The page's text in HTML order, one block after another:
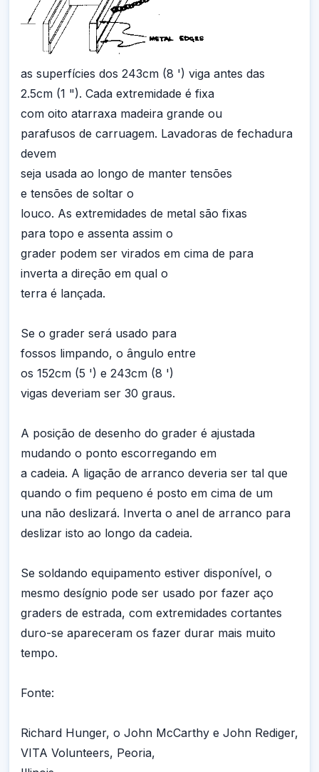
as superfícies dos 243cm (8 ') viga antes das
2.5cm (1 "). Cada extremidade é fixa
com oito atarraxa madeira grande ou
parafusos de carruagem. Lavadoras de fechadura
devem
seja usada ao longo de manter tensões
e tensões de soltar o
louco. As extremidades de metal são fixas
para topo e assenta assim o
grader podem ser virados em cima de para
inverta a direção em qual o
terra é lançada.
Se o grader será usado para
fossos limpando, o ângulo entre
os 152cm (5 ') e 243cm (8 ')
vigas deveriam ser 30 graus.
A posição de desenho do grader é ajustada
mudando o ponto escorregando em
a cadeia. A ligação de arranco deveria ser tal que
quando o fim pequeno é posto em cima de um
una não deslizará. Inverta o anel de arranco para
deslizar isto ao longo da cadeia.
Se soldando equipamento estiver disponível, o
mesmo desígnio pode ser usado por fazer aço
graders de estrada, com extremidades cortantes
duro-se apareceram os fazer durar mais muito
tempo.
Fonte:
Richard Hunger, o John McCarthy e John Rediger,
VITA Volunteers, Peoria,